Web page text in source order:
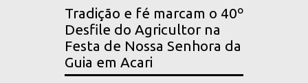
Tradição e fé marcam o 40º
Desfile do Agricultor na
Festa de Nossa Senhora da
Guia em Acari